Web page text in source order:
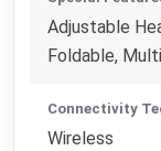
Adjustable
Foldable,
Connectivity
Wireless